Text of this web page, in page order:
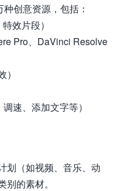
创意资源，包括：
效片段）
Pro、DaVinci Resolve
速、添加文字等）
划（如视频、音乐、动
的素材。